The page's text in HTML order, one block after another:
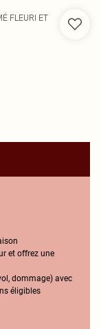
FLEURI ET
et offrez une
dommage) avec
éligibles